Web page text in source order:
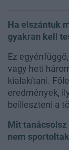
Ha elszántuk
gyakran kell
Ez
vagy heti
kialakítani.
eredmények,
beilleszteni a
Mit tanácsolsz
nem